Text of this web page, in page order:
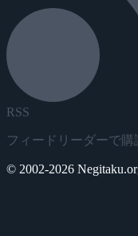
RSS
フィードリーダーで購
© 2002-2026